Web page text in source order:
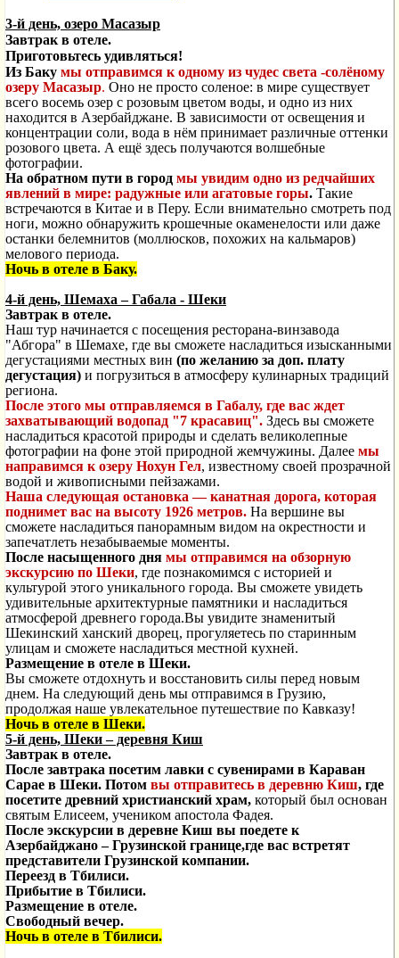
3-й день, озеро Масазыр
Завтрак в отеле.
Приготовьтесь удивляться!
Из Баку мы отправимся к одному из чудес света -солёному
озеру Масазыр. Оно не просто соленое: в мире существует
всего восемь озер с розовым цветом воды, и одно из них
находится в Азербайджане. В зависимости от освещения и
концентрации соли, вода в нём принимает различные оттенки
розового цвета. А ещё здесь получаются волшебные
фотографии.
На обратном пути в город мы увидим одно из редчайших
явлений в мире: радужные или агатовые горы. Такие
встречаются в Китае и в Перу. Если внимательно смотреть под
ноги, можно обнаружить крошечные окаменелости или даже
останки белемнитов (моллюсков, похожих на кальмаров)
мелового периода.
Ночь в отеле в Баку.
4-й день, Шемаха – Габала - Шеки
Завтрак в отеле.
Наш тур начинается с посещения ресторана-винзавода
"Абгора" в Шемахе, где вы сможете насладиться изысканными
дегустациями местных вин (по желанию за доп. плату
дегустация) и погрузиться в атмосферу кулинарных традиций
региона.
После этого мы отправляемся в Габалу, где вас ждет
захватывающий водопад "7 красавиц". Здесь вы сможете
насладиться красотой природы и сделать великолепные
фотографии на фоне этой природной жемчужины. Далее мы
направимся к озеру Нохун Гел, известному своей прозрачной
водой и живописными пейзажами.
Наша следующая остановка — канатная дорога, которая
поднимет вас на высоту 1926 метров. На вершине вы
сможете насладиться панорамным видом на окрестности и
запечатлеть незабываемые моменты.
После насыщенного дня мы отправимся на обзорную
экскурсию по Шеки, где познакомимся с историей и
культурой этого уникального города. Вы сможете увидеть
удивительные архитектурные памятники и насладиться
атмосферой древнего города.Вы увидите знаменитый
Шекинский ханский дворец, прогуляетесь по старинным
улицам и сможете насладиться местной кухней.
Размещение в отеле в Шеки.
Вы сможете отдохнуть и восстановить силы перед новым
днем. На следующий день мы отправимся в Грузию,
продолжая наше увлекательное путешествие по Кавказу!
Ночь в отеле в Шеки.
5-й день, Шеки – деревня Киш
Завтрак в отеле.
После завтрака посетим лавки с сувенирами в Караван
Сарае в Шеки. Потом вы отправитесь в деревню Киш, где
посетите древний христианский храм, который был основан
святым Елисеем, учеником апостола Фадея.
После экскурсии в деревне Киш вы поедете к
Азербайджано – Грузинской границе,где вас встретят
представители Грузинской компании.
Переезд в Тбилиси.
Прибытие в Тбилиси.
Размещение в отеле.
Свободный вечер.
Ночь в отеле в Тбилиси.